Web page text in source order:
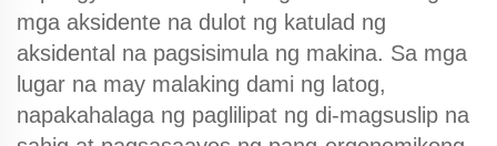
mga aksidente na dulot ng katulad ng
aksidental na pagsisimula ng makina. Sa mga
lugar na may malaking dami ng latog,
napakahalaga ng paglilipat ng di-magsuslip na